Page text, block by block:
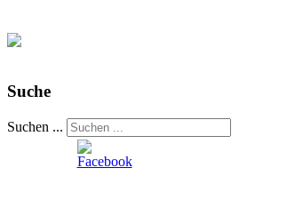
Suche
Suchen ...